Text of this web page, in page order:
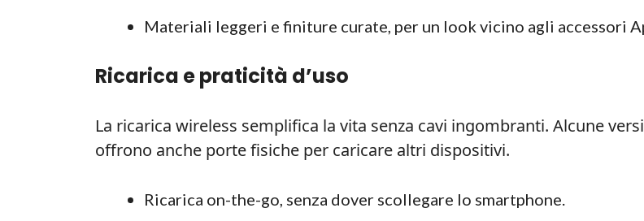
Materiali leggeri e finiture curate, per un look vicino agli accessori
Ricarica e praticità d’uso
La ricarica wireless semplifica la vita senza cavi ingombranti. Alcune
offrono anche porte fisiche per caricare altri dispositivi.
Ricarica on-the-go, senza dover scollegare lo smartphone.